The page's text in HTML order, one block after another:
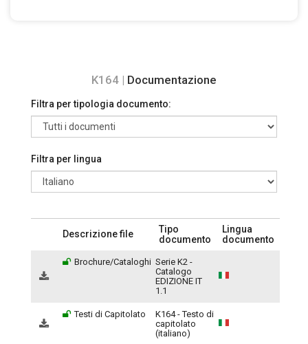
K164 | Documentazione
Filtra per tipologia documento:
Filtra per lingua
Descrizione file
Tipo
documento
Lingua
documento
Brochure/Cataloghi Serie K2 -
Catalogo
EDIZIONE IT
1.1
Testi di Capitolato
K164 - Testo di
capitolato
(italiano)